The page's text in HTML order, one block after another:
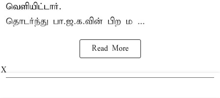
வெளியிட்டார்.
தொடர்ந்து பா.ஜ.க.வின் பிற ம ...
Read More
X